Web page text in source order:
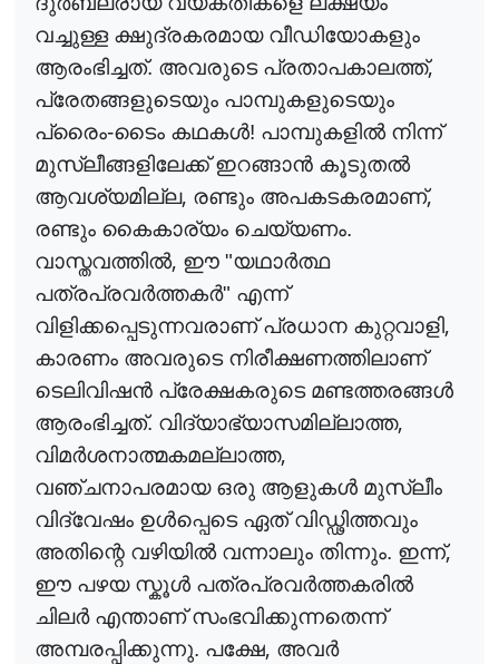
വച്ചുള്ള ക്ഷുദ്രകരമായ വീഡിയോകളും
ആരംഭിച്ചത്. അവരുടെ പ്രതാപകാലത്ത്,
പ്രേതങ്ങളുടെയും പാമ്പുകളുടെയും
പ്രൈം-ടൈം കഥകൾ! പാമ്പുകളിൽനിന്ന്
മുസ്ലീങ്ങളിലേക്ക് ഇറങ്ങാൻ കൂടുതൽ
ആവശ്യമില്ല, രണ്ടും അപകടകരമാണ്,
രണ്ടും കൈകാര്യം ചെയ്യണം.
വാസ്തവത്തിൽ, ഈ "യഥാർത്ഥ
പത്രപ്രവർത്തകർ" എന്ന്
വിളിക്കപ്പെടുന്നവരാണ് പ്രധാന കുറ്റവാളി,
കാരണം അവരുടെ നിരീക്ഷണത്തിലാണ്
ടെലിവിഷൻ പ്രേക്ഷകരുടെ മണ്ടത്തരങ്ങൾ
ആരംഭിച്ചത്. വിദ്യാഭ്യാസമില്ലാത്ത,
വിമർശനാത്മകമല്ലാത്ത,
വഞ്ചനാപരമായ ഒരു ആളുകൾ മുസ്ലീം
വിദ്വേഷം ഉൾപ്പെടെഏത് വിഡ്ഢിത്തവും
അതിന്റെ വഴിയിൽവന്നാലും തിന്നും. ഇന്ന്,
ഈ പഴയ സ്കൂൾ പത്രപ്രവർത്തകരിൽ
ചിലർഎന്താണ് സംഭവിക്കുന്നതെന്ന്
അമ്പരപ്പിക്കുന്നു. പക്ഷേ, അവർ